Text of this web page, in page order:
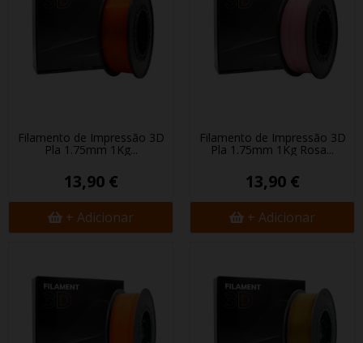
Filamento de Impressão 3D
Pla 1.75mm 1Kg...
13,90 €
+ Adicionar
Filamento de Impressão 3D
Pla 1.75mm 1Kg Rosa...
13,90 €
+ Adicionar